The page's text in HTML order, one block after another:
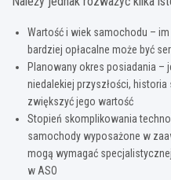
Wartość i wiek samochodu –
bardziej opłacalne może być
Planowany okres posiadania –
niedalekiej przyszłości,
zwiększyć jego wartość
Stopień skomplikowania
samochody wyposażone w
mogą wymagać
w ASO